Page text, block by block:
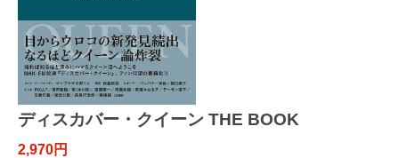
ディスカバー・クイーン THE BOOK
2,970円